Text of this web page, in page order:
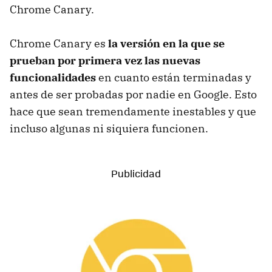
Chrome Canary.
Chrome Canary es la versión en la que se
prueban por primera vez las nuevas
funcionalidadesen cuanto están terminadas y
antes de ser probadas por nadie en Google. Esto
hace que sean tremendamente inestables y que
incluso algunas ni siquiera funcionen.